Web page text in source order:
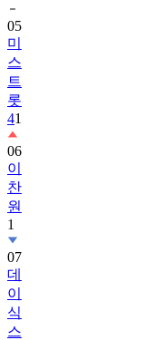
미
스
트
롯
41
06
이
찬
원
1
07
데
이
식
스
1